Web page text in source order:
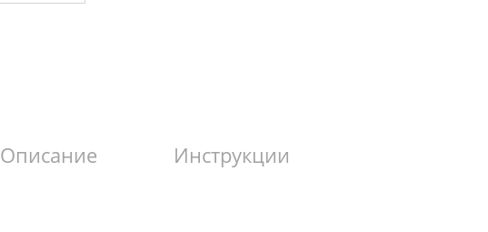
Описание Инструкции